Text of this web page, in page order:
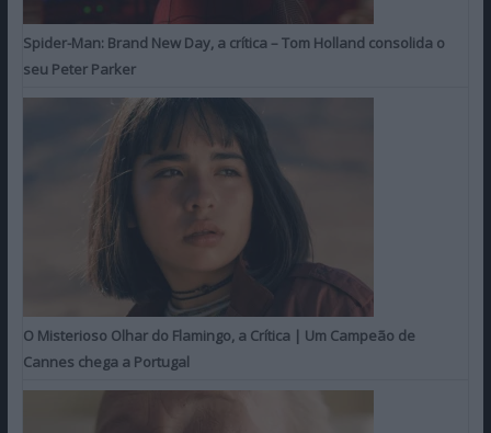
Spider-Man: Brand New Day, a crítica – Tom Holland consolida o
seu Peter Parker
O Misterioso Olhar do Flamingo, a Crítica | Um Campeão de
Cannes chega a Portugal